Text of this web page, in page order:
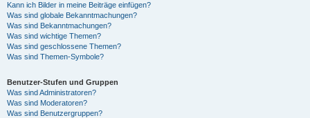
Kann ich Bilder in meine Beiträge einfügen?
Was sind globale Bekanntmachungen?
Was sind Bekanntmachungen?
Was sind wichtige Themen?
Was sind geschlossene Themen?
Was sind Themen-Symbole?
Benutzer-Stufen und Gruppen
Was sind Administratoren?
Was sind Moderatoren?
Was sind Benutzergruppen?